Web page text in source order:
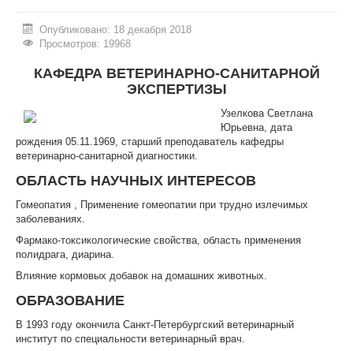
#БЕРЕГИЗДОРОВЬЕ
АБИТУРИЕНТУ
ПОДГОТОВИТЕЛЬНОЕ ОТДЕЛЕНИЕ ДЛЯ ИНОСТРАНЦЕВ
ВЫПУСКНИКУ
ПРИКАЗЫ О ЗАЧИСЛЕНИИ
ЦЕНТР КОМПЕТЕНЦИЙ
НОВОСТИ
ОБРАЗОВАНИЕ
РАБОТА В УНИВЕРСИТЕТЕ
Опубликовано: 18 декабря 2018
Просмотров: 19968
КАФЕДРА ВЕТЕРИНАРНО-САНИТАРНОЙ
ЭКСПЕРТИЗЫ
Узелкова Светлана
Юрьевна, дата
рождения 05.11.1969, старший преподаватель кафедры
ветеринарно-санитарной диагностики.
ОБЛАСТЬ НАУЧНЫХ ИНТЕРЕСОВ
Гомеопатия , Применение гомеопатии при трудно излечимых
заболеваниях.
Фармако-токсикологические свойства, область применения
полидрага, диарина.
Влияние кормовых добавок на домашних животных.
ОБРАЗОВАНИЕ
В 1993 году окончила Санкт-Петербургский ветеринарный
институт по специальности ветеринарный врач.